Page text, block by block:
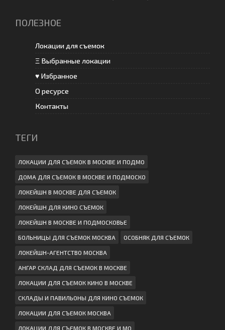
ПОЛЕЗНОЕ
Локации для съемок
Ξ Выбранные локации
♥ Избранное
О ресурсе
Контакты
ТЕГИ
ЛОКАЦИИ ДЛЯ СЪЕМОК В МОСКВЕ И ПОДМО
ДОМА ДЛЯ СЪЕМОК В МОСКВЕ И ПОДМОСКО
ЛОКЕЙШН В МОСКВЕ ДЛЯ СЪЕМОК
ЛОКЕЙШН ДЛЯ КИНО СЪЕМОК
ЛОКЕЙШН В МОСКВЕ И ПОДМОСКОВЬЕ
БОЛЬНИЦЫ ДЛЯ СЪЕМОК МОСКВА ОСОБНЯК ДЛЯ СЪЕМОК
ЛОКЕЙШН-АГЕНТСТВО МОСКВА
АНГАР СКЛАД ДЛЯ СЪЕМОК В МОСКВЕ
ЛОКАЦИИ ДЛЯ СЪЕМОК КИНО В МОСКВЕ
СКЛАДЫ И ПАВИЛЬОНЫ ДЛЯ КИНО СЪЕМОК
ЛОКАЦИИ ДЛЯ СЪЕМОК МОСКВА
ЛОКАЦИИ ДЛЯ СЪЕМОК В МОСКВЕ И МО